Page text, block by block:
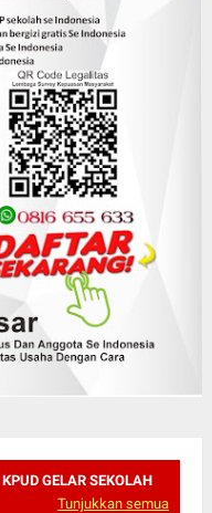
KPUD GELAR SEKOLAH
Tunjukkan semua